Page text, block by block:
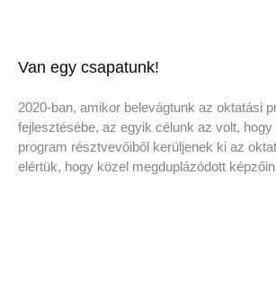
Van egy csapatunk!
2020-ban, amikor belevágtunk az oktatási
fejlesztésébe, az egyik célunk az volt,
program résztvevőiből kerüljenek ki az
elértük, hogy közel megduplázódott